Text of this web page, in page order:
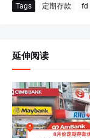
Tags 定期存款 fd
延伸阅读